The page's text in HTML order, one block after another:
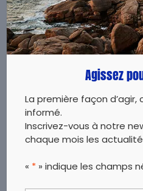
Cycle 4 avec
Agissez
La première façon d’agir,
informé.
Inscrivez-vous à notre
chaque mois les
« * » indique les champs